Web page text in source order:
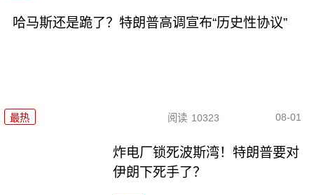
哈马斯还是跪了？特朗普高调宣布“历史性协议”
最热 阅读 10323 08-01
炸电厂锁死波斯湾！特朗普要对
伊朗下死手了？